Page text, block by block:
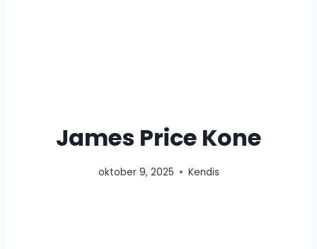
James Price Kone
oktober 9, 2025 Kendis